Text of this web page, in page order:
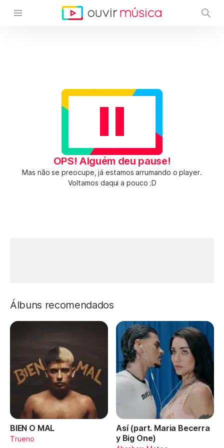
OPS! Alguém deu pause!
Mas não se preocupe, já estamos arrumando o player.
Voltamos daqui a pouco ;D
Álbuns recomendados
BIEN O MAL
Trueno
Así (part. Maria Becerra
y Big One)